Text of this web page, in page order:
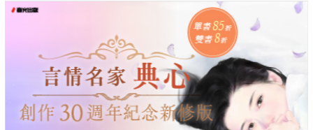
又懶惰的，他們最適合擔任高層。
先不要立刻就判定，聰明很難、懶惰很簡單。根據80/20法則，
只要找到對的少數關鍵、正確的槓桿，在對的人事物上投注最多
的心力，你就可以更省力地完成更多的工作。所以，你可以先練
習在工作或生活中運用80/20法則，先提高自己的成效；然後，
當你愈用愈純熟，你一定會凡事都設法找出更省力的方法，畢竟
誰想「多花一分一毫無效用的氣力」呢？而當省力是變成一種習